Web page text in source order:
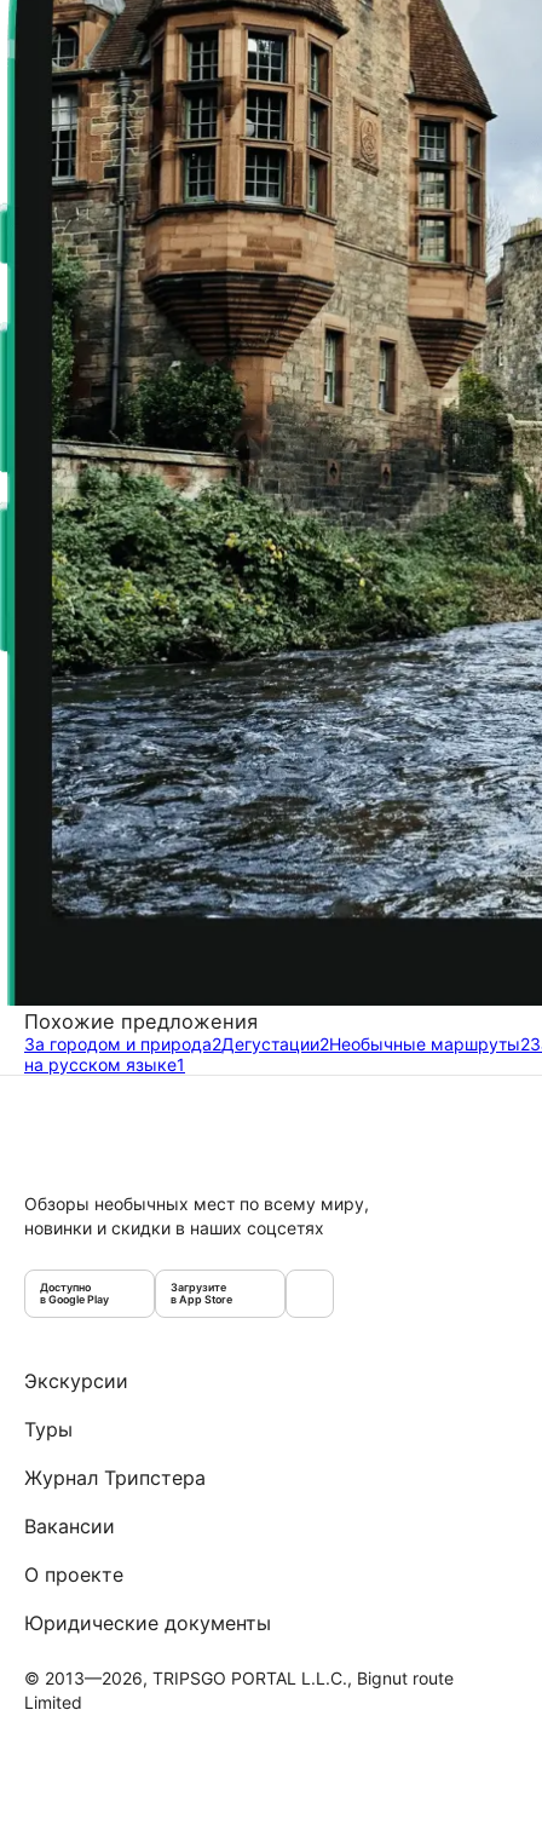
Похожие предложения
За городом и природа2Дегустации2Необычные маршруты2
на русском языке1
Обзоры необычных мест по всему миру,
новинки и скидки в наших соцсетях
Доступно
в Google Play
Загрузите
в App Store
Экскурсии
Туры
Журнал Трипстера
Вакансии
О проекте
Юридические документы
© 2013—2026, TRIPSGO PORTAL L.L.C., Bignut route
Limited